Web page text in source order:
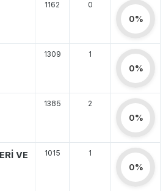
1162 0
0%
1309 1
0%
1385 2
0%
VE
1015 1
0%